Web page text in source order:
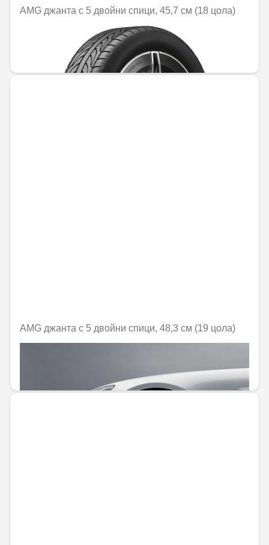
AMG джанта с 5 двойни спици, 45,7 см (18 цола)
Не е налично онлайн
1161,67 € / 2272,03 лв.
AMG джанта с 5 двойни спици, 48,3 см (19 цола)